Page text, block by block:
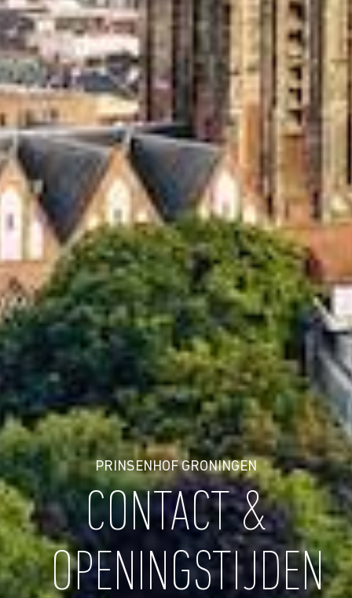
PRINSENHOF GRONINGEN
CONTACT &
OPENINGSTIJDEN